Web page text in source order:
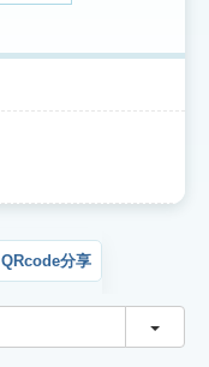
QRcode分享
切換